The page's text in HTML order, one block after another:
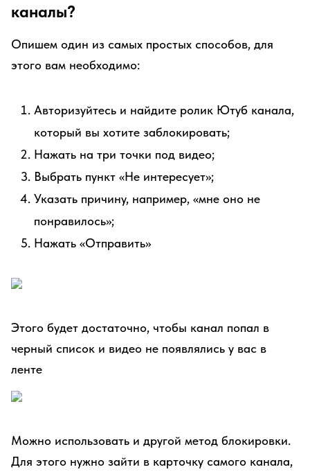
каналы?
Опишем один из самых простых способов, для
этого вам необходимо:
Авторизуйтесь и найдите ролик Ютуб канала,
который вы хотите заблокировать;
Нажать на три точки под видео;
Выбрать пункт «Не интересует»;
Указать причину, например, «мне оно не
понравилось»;
Нажать «Отправить»
Этого будет достаточно, чтобы канал попал в
черный список и видео не появлялись у вас в
ленте
Можно использовать и другой метод блокировки.
Для этого нужно зайти в карточку самого канала,